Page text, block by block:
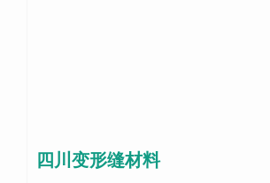
四川变形缝材料